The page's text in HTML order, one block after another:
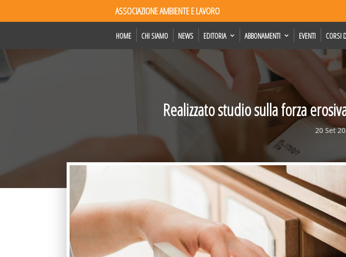
ASSOCIAZIONE AMBIENTE E LAVORO
HOME CHI SIAMO NEWS EDITORIA ABBONAMENTI EVENTI CORSI
Realizzato studio sulla forza
20 Set